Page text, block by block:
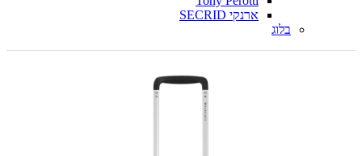
ארנקי SECRID
בלוג